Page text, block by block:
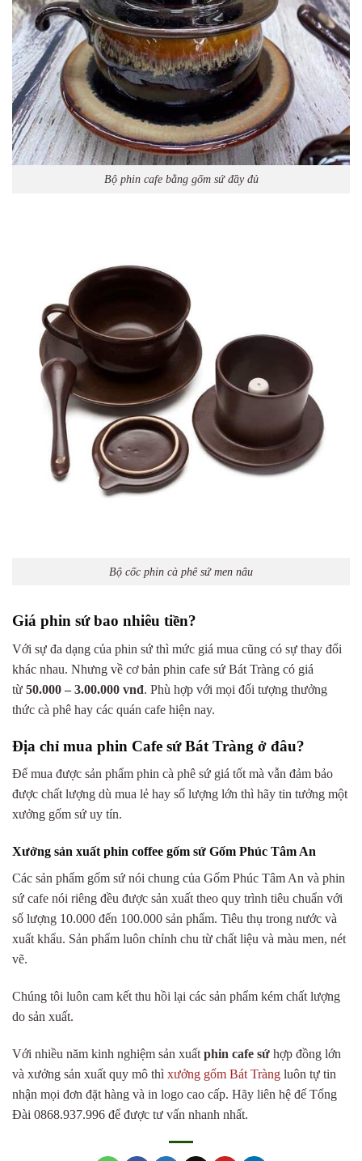
Bộ phin cafe bằng gốm sứ đầy đủ
Bộ cốc phin cà phê sứ men nâu
Giá phin sứ bao nhiêu tiền?
Với sự đa dạng của phin sứ thì mức giá mua cũng có sự thay đổi
khác nhau. Nhưng về cơ bản phin cafe sứ Bát Tràng có giá
từ 50.000 – 3.00.000 vnđ. Phù hợp với mọi đối tượng thưởng
thức cà phê hay các quán cafe hiện nay.
Địa chỉ mua phin Cafe sứ Bát Tràng ở đâu?
Để mua được sản phẩm phin cà phê sứ giá tốt mà vẫn đảm bảo
được chất lượng dù mua lẻ hay số lượng lớn thì hãy tin tưởng một
xưởng gốm sứ uy tín.
Xưởng sản xuất phin coffee gốm sứ Gốm Phúc Tâm An
Các sản phẩm gốm sứ nói chung của Gốm Phúc Tâm An và phin
sứ cafe nói riêng đều được sản xuất theo quy trình tiêu chuẩn với
số lượng 10.000 đến 100.000 sản phẩm. Tiêu thụ trong nước và
xuất khẩu. Sản phẩm luôn chỉnh chu từ chất liệu và màu men, nét
vẽ.
Chúng tôi luôn cam kết thu hồi lại các sản phẩm kém chất lượng
do sản xuất.
Với nhiều năm kinh nghiệm sản xuất phin cafe sứ hợp đồng lớn
và xưởng sản xuất quy mô thì xưởng gốm Bát Tràng luôn tự tin
nhận mọi đơn đặt hàng và in logo cao cấp. Hãy liên hệ đế Tổng
Đài 0868.937.996 để được tư vấn nhanh nhất.